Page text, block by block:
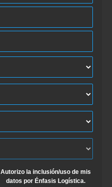
Autorizo la inclusión/uso de mis
datos por Énfasis Logística.